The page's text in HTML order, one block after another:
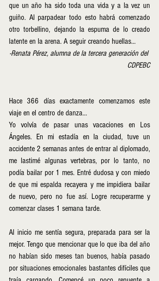
que un año ha sido toda una vida y a la vez un
guiño. Al parpadear todo esto habrá comenzado
otro torbellino, dejando la espuma de lo creado
latente en la arena. A seguir creando huellas...
-Renata Pérez, alumna de la tercera generación del
CDPEBC
Hace 366 días exactamente comenzamos este
viaje en el centro de danza…
Yo volvía de pasar unas vacaciones en Los
Ángeles. En mi estadía en la ciudad, tuve un
accidente 2 semanas antes de entrar al diplomado,
me lastimé algunas vertebras, por lo tanto, no
podía bailar por 1 mes. Entré dudosa y con miedo
de que mi espalda recayera y me impidiera bailar
de nuevo, pero no fue así. Logre recuperarme y
comenzar clases 1 semana tarde.
Al inicio me sentía segura, preparada para ser la
mejor. Tengo que mencionar que lo que iba del año
no habían sido meses tan buenos, había pasado
por situaciones emocionales bastantes difíciles que